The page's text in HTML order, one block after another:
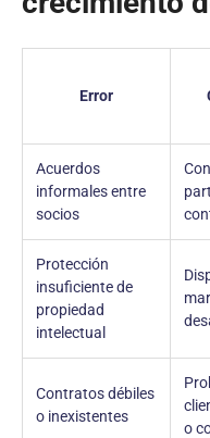
Error
Acuerdos
informales entre
socios
Protección
insuficiente de
propiedad
intelectual
Contratos débiles
o inexistentes
o